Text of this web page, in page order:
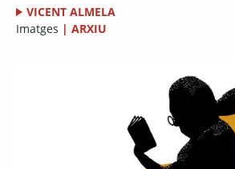
VICENT ALMELA
Imatges | ARXIU